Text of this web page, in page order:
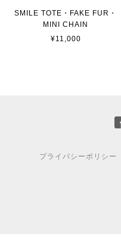
SMILE TOTE・FAKE FUR・
MINI CHAIN
¥11,000
プライバシーポリシー